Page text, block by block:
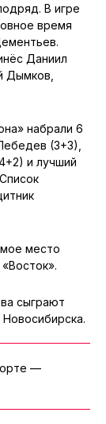
В игре
время
Даниил
Дымков,
набрали 6
(3+3),
и лучший
место
сыграют
—